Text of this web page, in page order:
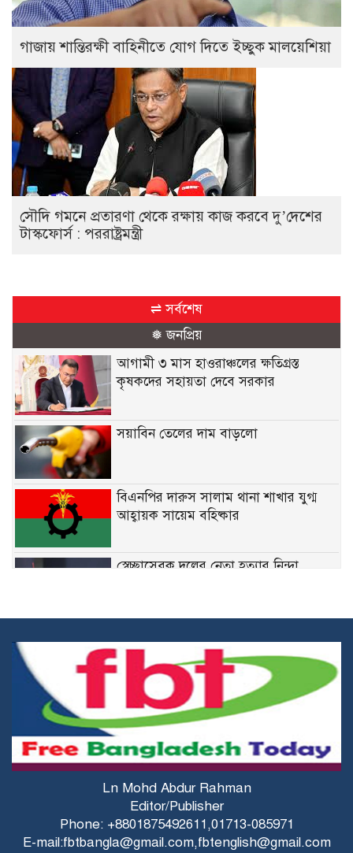
গাজায় শান্তিরক্ষী বাহিনীতে যোগ দিতে ইচ্ছুক মালয়েশিয়া
সৌদি গমনে প্রতারণা থেকে রক্ষায় কাজ করবে দু’দেশের
টাস্কফোর্স : পররাষ্ট্রমন্ত্রী
⇌ সর্বশেষ
❅ জনপ্রিয়
আগামী ৩ মাস হাওরাঞ্চলের ক্ষতিগ্রস্ত
কৃষকদের সহায়তা দেবে সরকার
সয়াবিন তেলের দাম বাড়লো
বিএনপির দারুস সালাম থানা শাখার যুগ্ম
আহ্বায়ক সায়েম বহিষ্কার
স্বেচ্ছাসেবক দলের নেতা হত্যার নিন্দা
নির্দিষ্ট ফেডারেল চাকরিতে ডিগ্রির
বাধ্যবাধকতা তুলে দিতে চান কমলা
কারিগরি শিক্ষার্থীদের উপবৃত্তির জন্য ব্লকড
অ্যাকাউন্ট সংশোধনের নির্দেশনা
মির্জা ফখরুলের সঙ্গে অস্ট্রেলিয়ার ভারপ্রাপ্ত
হাইকমিশনারের বৈঠক
Ln Mohd Abdur Rahman
Editor/Publisher
Phone: +8801875492611,01713-085971
E-mail:fbtbangla@gmail.com,fbtenglish@gmail.com